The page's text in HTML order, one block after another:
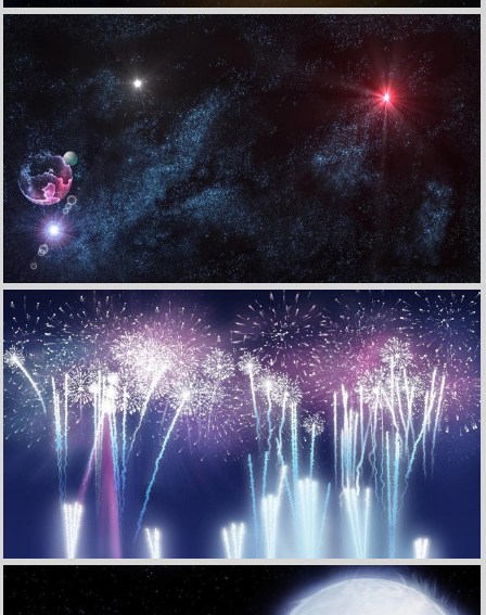
炫酷特效视觉艺术设计太极高清壁纸
炫酷特效视觉艺术设计星空光宇宙高清壁纸
炫酷特效视觉艺术设计星空光宇宙烟花高清壁纸
立 即 下 载
收 藏
立 即 下 载